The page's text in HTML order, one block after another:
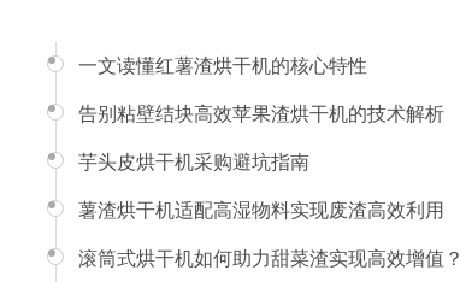
一文读懂红薯渣烘干机的核心特性
告别粘壁结块高效苹果渣烘干机的技术解析
芋头皮烘干机采购避坑指南
薯渣烘干机适配高湿物料实现废渣高效利用
滚筒式烘干机如何助力甜菜渣实现高效增值？